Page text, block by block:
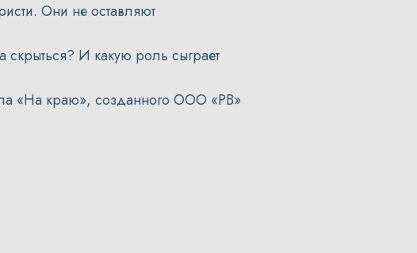
Они не оставляют
скрыться? И какую роль сыграет
«На краю», созданного ООО «РВ»